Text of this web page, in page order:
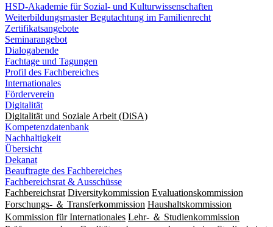
HSD-Akademie für Sozial- und Kulturwissenschaften
Weiterbildungsmaster Begutachtung im Familienrecht
Zertifikatsangebote
Seminarangebot
Dialogabende
Fachtage und Tagungen
Profil des Fachbereiches
Internationales
Förderverein
Digitalität
Digitalität und Soziale Arbeit (DiSA)
Kompetenzdatenbank
Nachhaltigkeit
Übersicht
Dekanat
Beauftragte des Fachbereiches
Fachbereichsrat & Ausschüsse
Fachbereichsrat Diversitykommission Evaluationskommission
Forschungs- ＆ Transferkommission Haushaltskommission
Kommission für Internationales Lehr- ＆ Studienkommission